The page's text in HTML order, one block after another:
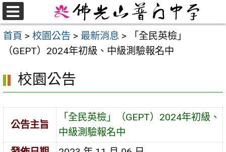
跳
至
主首頁 > 校園公告 > 最新消息 >
「全民英檢」
（GEPT）2024年初級、中級測驗報名中
校園公告
公告主旨
「全民英檢」（GEPT）2024年初級、
中級測驗報名中
選
單